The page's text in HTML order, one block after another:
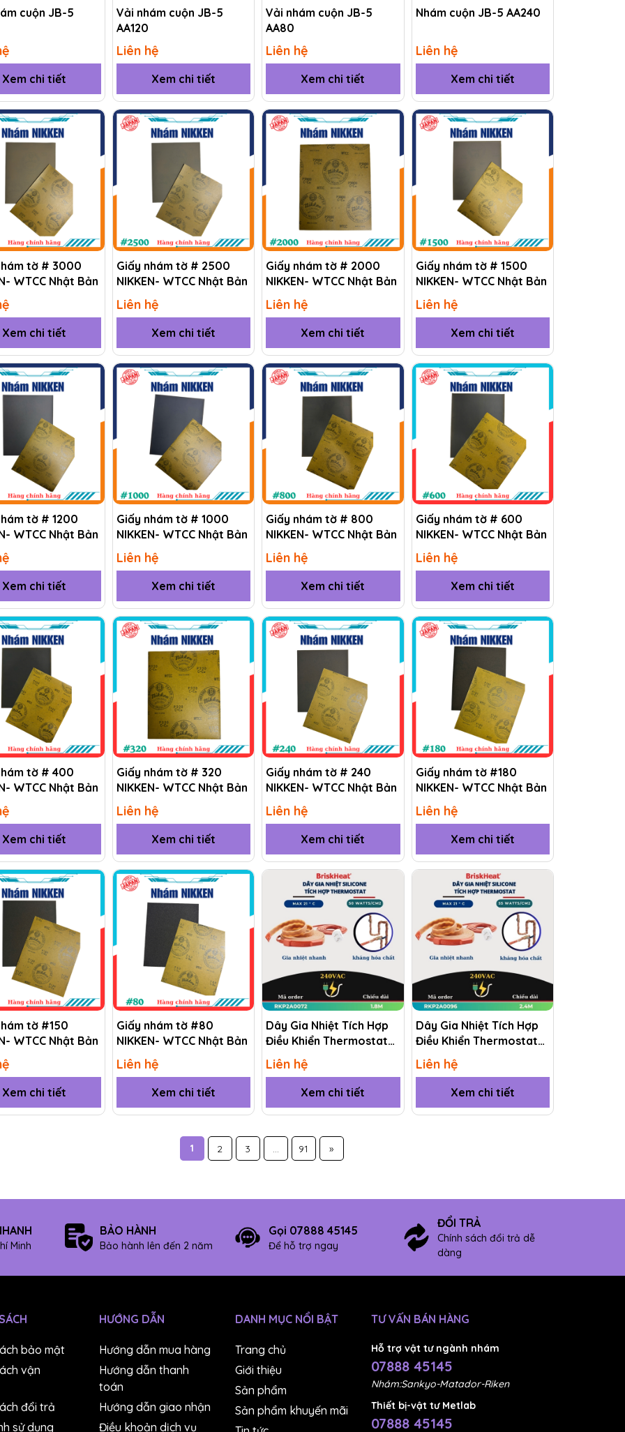
cuộn JB-5
Xem chi tiết
Vải nhám cuộn JB-5
AA120
Liên hệ
Xem chi tiết
Vải nhám cuộn JB-5
AA80
Liên hệ
Xem chi tiết
Nhám cuộn JB-5 AA240
Liên hệ
Xem chi tiết
tờ # 3000
WTCC Nhật Bản
Xem chi tiết
Giấy nhám tờ # 2500
NIKKEN- WTCC Nhật Bản
Liên hệ
Xem chi tiết
Giấy nhám tờ # 2000
NIKKEN- WTCC Nhật Bản
Liên hệ
Xem chi tiết
Giấy nhám tờ # 1500
NIKKEN- WTCC Nhật Bản
Liên hệ
Xem chi tiết
tờ # 1200
WTCC Nhật Bản
Xem chi tiết
Giấy nhám tờ # 1000
NIKKEN- WTCC Nhật Bản
Liên hệ
Xem chi tiết
Giấy nhám tờ # 800
NIKKEN- WTCC Nhật Bản
Liên hệ
Xem chi tiết
Giấy nhám tờ # 600
NIKKEN- WTCC Nhật Bản
Liên hệ
Xem chi tiết
tờ # 400
WTCC Nhật Bản
Xem chi tiết
Giấy nhám tờ # 320
NIKKEN- WTCC Nhật Bản
Liên hệ
Xem chi tiết
Giấy nhám tờ # 240
NIKKEN- WTCC Nhật Bản
Liên hệ
Xem chi tiết
Giấy nhám tờ #180
NIKKEN- WTCC Nhật Bản
Liên hệ
Xem chi tiết
tờ #150
WTCC Nhật Bản
Xem chi tiết
Giấy nhám tờ #80
NIKKEN- WTCC Nhật Bản
Liên hệ
Xem chi tiết
Dây Gia Nhiệt Tích Hợp
Điều Khiển Thermostat
(RKP) RKP2A0072 1.8M
Liên hệ
Xem chi tiết
Dây Gia Nhiệt Tích Hợp
Điều Khiển Thermostat
(RKP) RKP2A0096 2.4M
Liên hệ
Xem chi tiết
1 2 3 ... 91 »
Minh
BẢO HÀNH
Bảo hành lên đến 2 năm
Gọi 07888 45145
Để hỗ trợ ngay
ĐỔI TRẢ
Chính sách đổi trả dễ
dàng
bảo mật
vận
đổi trả
sử dụng
HƯỚNG DẪN
Hướng dẫn mua hàng
Hướng dẫn thanh
toán
Hướng dẫn giao nhận
Điều khoản dịch vụ
DANH MỤC NỔI BẬT
Trang chủ
Giới thiệu
Sản phẩm
Sản phẩm khuyến mãi
TƯ VẤN BÁN HÀNG
Hỗ trợ vật tư ngành nhám
07888 45145
Nhám:Sankyo-Matador-Riken
Thiết bị-vật tư Metlab
07888 45145